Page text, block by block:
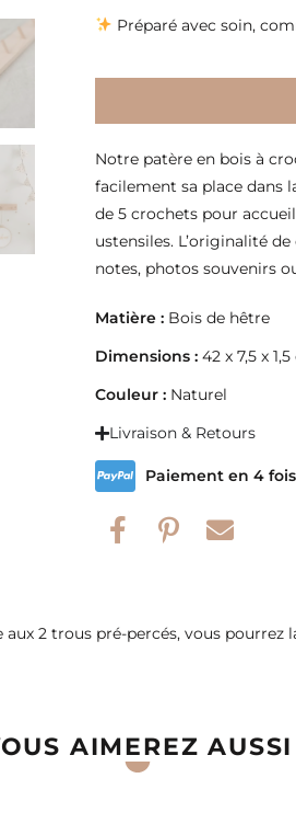
Préparé avec soin,
Notre patère en bois à
facilement sa place dans
de 5 crochets pour
ustensiles. L’originalité
notes, photos souvenirs
Matière : Bois de hêtre
Dimensions : 42 x 7,5 x
Couleur : Naturel
Livraison & Retours
Paiement en 4
2 trous pré-percés, vous
AIMEREZ AUSSI